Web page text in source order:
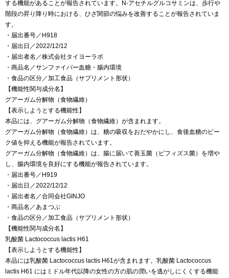
する機能があることが報告されています。N-アセチルグルコサミンは、歩行や
階段の昇り降り時における、ひざ関節の悩みを改善することが報告されていま
す。
・届出番号／H918
・届出日／2022/12/12
・届出者名／株式会社タイヨーラボ
・商品名／サンファイバー血糖・腸内環境
・食品の区分／加工食品（サプリメント形状）
【機能性関与成分名】
グアーガム分解物（食物繊維）
【表示しようとする機能性】
本品には、グアーガム分解物（食物繊維）が含まれます。
グアーガム分解物（食物繊維）は、糖の吸収をおだやかにし、食後血糖のピー
ク値を抑える機能が報告されています。
グアーガム分解物（食物繊維）は、腸に届いて善玉菌（ビフィズス菌）を増や
し、腸内環境を良好にする機能が報告されています。
・届出番号／H919
・届出日／2022/12/12
・届出者名／合同会社GINJO
・商品名／あまつぶ
・食品の区分／加工食品（サプリメント形状）
【機能性関与成分名】
乳酸菌 Lactococcus lactis H61
【表示しようとする機能性】
本品には乳酸菌 Lactococcus lactis H61が含まれます。乳酸菌 Lactococcus
lactis H61 にはミドル年代以降の女性の方の肌の潤いを逃がしにくくする機能